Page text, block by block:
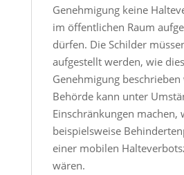
Genehmigung keine
im öffentlichen Raum
dürfen. Die Schilder
aufgestellt werden, wie
Genehmigung
Behörde kann unter
Einschränkungen machen,
beispielsweise
einer mobilen
wären.